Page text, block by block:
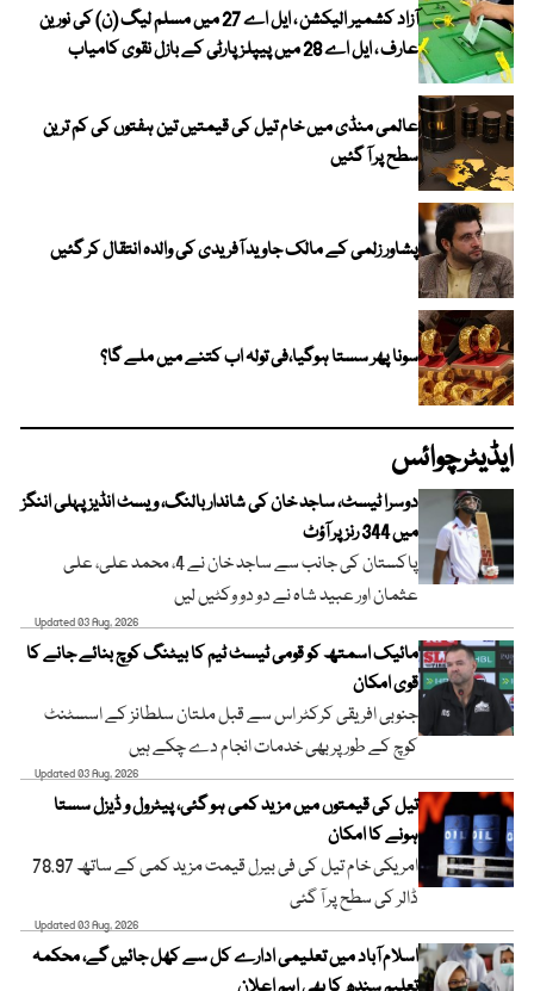
آزاد کشمیر الیکشن ، ایل اے 27 میں مسلم لیگ (ن) کی نورین
عارف ، ایل اے 28 میں پیپلز پارٹی کے بازل نقوی کامیاب
عالمی منڈی میں خام تیل کی قیمتیں تین ہفتوں کی کم ترین
سطح پر آ گئیں
پشاور زلمی کے مالک جاوید آفریدی کی والدہ انتقال کر گئیں
سونا پھر سستا ہوگیا،فی تولہ اب کتنے میں ملے گا؟
ایڈیٹرچوائس
دوسرا ٹیسٹ، ساجد خان کی شاندار بالنگ، ویسٹ انڈیز پہلی اننگز
میں 344 رنز پر آؤٹ
پاکستان کی جانب سے ساجد خان نے 4، محمد علی، علی
عثمان اور عبید شاہ نے دو دو وکٹیں لیں
Updated 03 Aug, 2026
مائیک اسمتھ کو قومی ٹیسٹ ٹیم کا بیٹنگ کوچ بنائے جانے کا
قوی امکان
جنوبی افریقی کرکٹر اس سے قبل ملتان سلطانز کے اسسٹنٹ
کوچ کے طور پر بھی خدمات انجام دے چکے ہیں
Updated 03 Aug, 2026
تیل کی قیمتوں میں مزید کمی ہو گئی، پیٹرول و ڈیزل سستا
ہونے کا امکان
امریکی خام تیل کی فی بیرل قیمت مزید کمی کے ساتھ 78.97
ڈالر کی سطح پر آ گئی
Updated 03 Aug, 2026
اسلام آباد میں تعلیمی ادارے کل سے کھل جائیں گے، محکمہ